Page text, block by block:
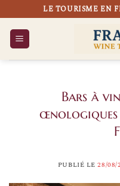
au
contenu
LE TOURISME EN
Bars à
œnologiques
PUBLIÉ LE28/08/